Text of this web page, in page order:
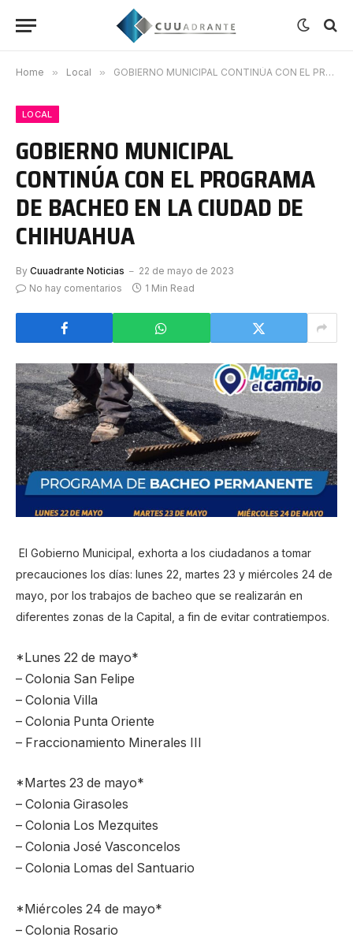
Home » Local » GOBIERNO MUNICIPAL CONTINÚA CON EL PROGRAMA DE BACHEO EN LA CIUDAD DE CHIHUAHUA
LOCAL
GOBIERNO MUNICIPAL
CONTINÚA CON EL PROGRAMA
DE BACHEO EN LA CIUDAD DE
CHIHUAHUA
By Cuuadrante Noticias
22 de mayo de 2023
No hay comentarios
1 Min Read
El Gobierno Municipal, exhorta a los ciudadanos a tomar
precauciones los días: lunes 22, martes 23 y miércoles 24 de
mayo, por los trabajos de bacheo que se realizarán en
diferentes zonas de la Capital, a fin de evitar contratiempos.
*Lunes 22 de mayo*
– Colonia San Felipe
– Colonia Villa
– Colonia Punta Oriente
– Fraccionamiento Minerales III
*Martes 23 de mayo*
– Colonia Girasoles
– Colonia Los Mezquites
– Colonia José Vasconcelos
– Colonia Lomas del Santuario
*Miércoles 24 de mayo*
– Colonia Rosario